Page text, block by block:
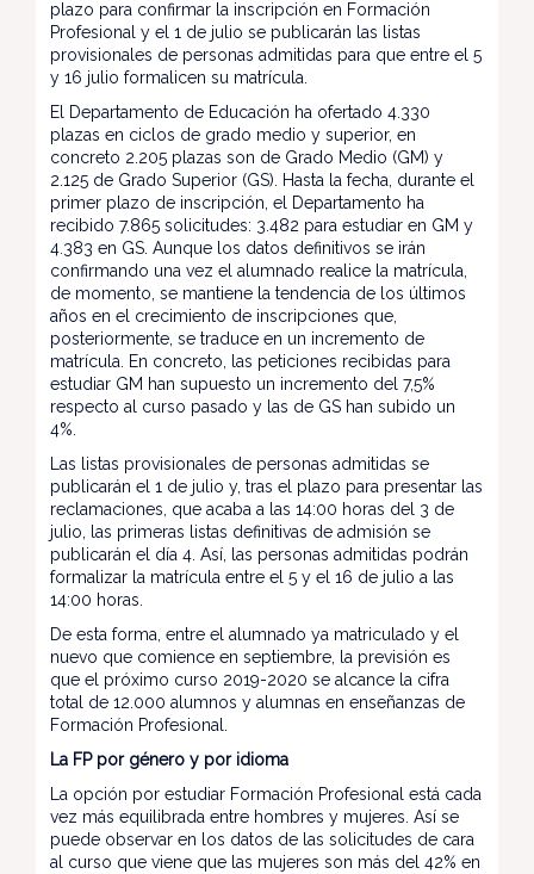
plazo para confirmar la inscripción en Formación
Profesional y el 1 de julio se publicarán las listas
provisionales de personas admitidas para que entre el 5
y 16 julio formalicen su matrícula.
El Departamento de Educación ha ofertado 4.330
plazas en ciclos de grado medio y superior, en
concreto 2.205 plazas son de Grado Medio (GM) y
2.125 de Grado Superior (GS). Hasta la fecha, durante el
primer plazo de inscripción, el Departamento ha
recibido 7.865 solicitudes: 3.482 para estudiar en GM y
4.383 en GS. Aunque los datos definitivos se irán
confirmando una vez el alumnado realice la matrícula,
de momento, se mantiene la tendencia de los últimos
años en el crecimiento de inscripciones que,
posteriormente, se traduce en un incremento de
matrícula. En concreto, las peticiones recibidas para
estudiar GM han supuesto un incremento del 7,5%
respecto al curso pasado y las de GS han subido un
4%.
Las listas provisionales de personas admitidas se
publicarán el 1 de julio y, tras el plazo para presentar las
reclamaciones, que acaba a las 14:00 horas del 3 de
julio, las primeras listas definitivas de admisión se
publicarán el día 4. Así, las personas admitidas podrán
formalizar la matrícula entre el 5 y el 16 de julio a las
14:00 horas.
De esta forma, entre el alumnado ya matriculado y el
nuevo que comience en septiembre, la previsión es
que el próximo curso 2019-2020 se alcance la cifra
total de 12.000 alumnos y alumnas en enseñanzas de
Formación Profesional.
La FP por género y por idioma
La opción por estudiar Formación Profesional está cada
vez más equilibrada entre hombres y mujeres. Así se
puede observar en los datos de las solicitudes de cara
al curso que viene que las mujeres son más del 42% en